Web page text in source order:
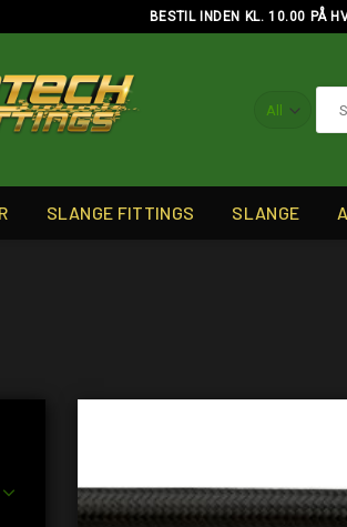
BESTIL INDEN KL. 10.00 PÅ
efter:
SLANGE FITTINGS SLANGE